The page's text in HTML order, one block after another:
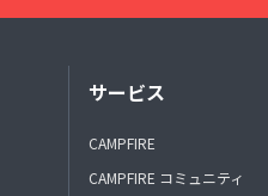
サービス
CAMPFIRE
CAMPFIRE コミュニティ